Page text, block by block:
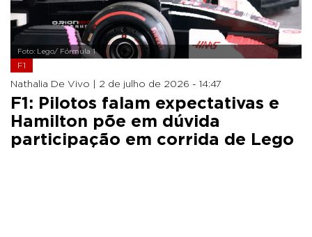
Foto: Lego/ Fórmula 1
F1
Nathalia De Vivo | 2 de julho de 2026 - 14:47
F1: Pilotos falam expectativas e
Hamilton põe em dúvida
participação em corrida de Lego